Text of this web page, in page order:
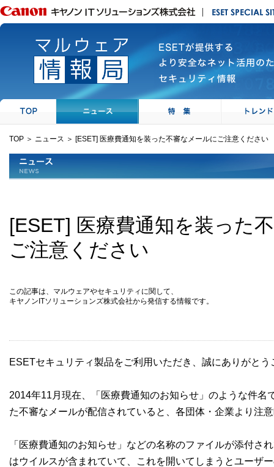
TOP ＞ ニュース ＞ [ESET] 医療費通知を装った不審なメールにご注意ください
[ESET] 医療費通知を装った
ご注意ください
この記事は、マルウェアやセキュリティに関して、
キヤノンITソリューションズ株式会社から発信する情報です。
ESETセキュリティ製品をご利用いただき、誠にありがとう
2014年11月現在、「医療費通知のお知らせ」のような件名
た不審なメールが配信されていると、各団体・企業より注
「医療費通知のお知らせ」などの名称のファイルが添付さ
はウイルスが含まれていて、これを開いてしまうとユーザ